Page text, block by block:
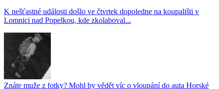
K nešťastné události došlo ve čtvrtek dopoledne na koupališti v
Lomnici nad Popelkou, kde zkolaboval...
Znáte muže z fotky? Mohl by vědět víc o vloupání do auta Horské